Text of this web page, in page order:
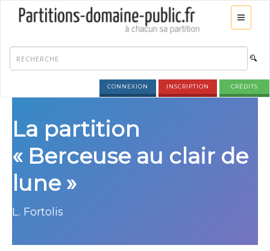
CONNEXION INSCRIPTION CRÉDITS
La partition
« Berceuse au clair de
lune »
L. Fortolis